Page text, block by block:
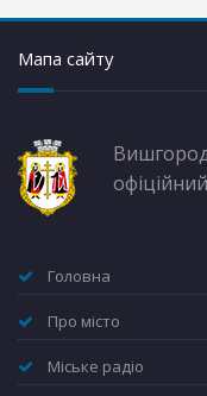
Мапа сайту
Головна
Про місто
Міське радіо